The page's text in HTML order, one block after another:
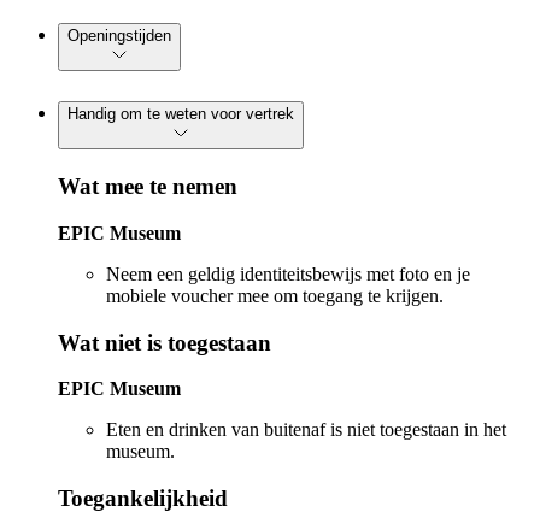
Openingstijden
Handig om te weten voor vertrek
Wat mee te nemen
EPIC Museum
Neem een geldig identiteitsbewijs met foto en je
mobiele voucher mee om toegang te krijgen.
Wat niet is toegestaan
EPIC Museum
Eten en drinken van buitenaf is niet toegestaan in het
museum.
Toegankelijkheid